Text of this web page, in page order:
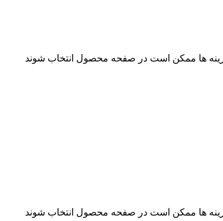
ها ممکن است در صفحه محصول انتخاب شوند
ها ممکن است در صفحه محصول انتخاب شوند